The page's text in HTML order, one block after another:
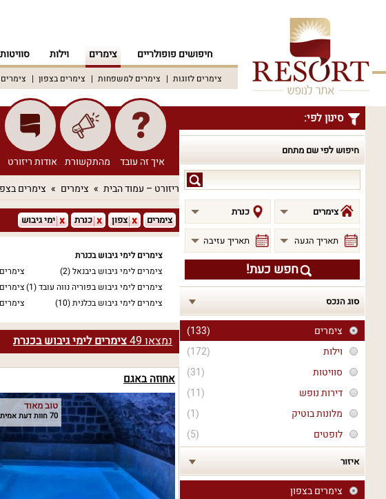
חיפושים פופולריים צימרים וילות סוויטות
צימרים לזוגות צימרים למשפחות צימרים בצפון
סינון לפי:
חיפוש לפי שם מתחם
לפי
שם
מתחם
צימרים כנרת
תאריך הגעה תאריך עזיבה
חפש כעת!
סוג הנכס
(133)
צימרים
(172)
וילות
(31)
סוויטות
(11)
דירות נופש
(1)
מלונות בוטיק
(5)
לופטים
איזור
צימרים בצפון
איך זה עובד מהתקשורת אודות ריזורט
ריזורט – עמוד הבית צימרים צימרים
צימרים צפון כנרת ימי גיבוש
צימרים לימי גיבוש בכנרת
צימרים לימי גיבוש ביבנאל(2)
צימרים לימי גיבוש בפוריה נווה עובד(1)
צימרים לימי גיבוש בכלנית(10)
נמצאו49צימרים לימי גיבוש בכנרת
אחוזה באגם
טוב מאוד
70 חוות דעת אמיתיות